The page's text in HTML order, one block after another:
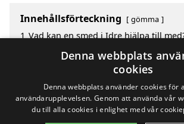
Innehållsförteckning gömma
1 Vad kan en smed i Idre hjälpa till
Hur mycket kostar en smed i Idre?
Fördelar med att välja smed i Idre
Sök efter en smed i de omgivande
Denna webbplats
cookies
Denna webbplats använder cookies för
användarupplevelsen. Genom att använda vår
du till alla cookies i enlighet med vår